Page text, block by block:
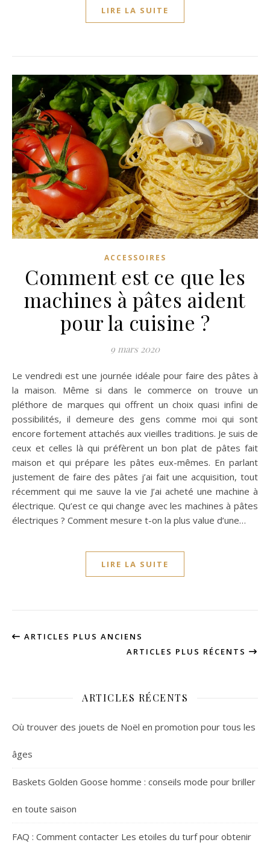
LIRE LA SUITE
ACCESSOIRES
Comment est ce que les
machines à pâtes aident
pour la cuisine ?
9 mars 2020
Le vendredi est une journée idéale pour faire des pâtes à
la maison. Même si dans le commerce on trouve un
pléthore de marques qui offrent un choix quasi infini de
possibilités, il demeure des gens comme moi qui sont
encore fortement attachés aux vieilles traditions. Je suis de
ceux et celles là qui préfèrent un bon plat de pâtes fait
maison et qui prépare les pâtes eux-mêmes. En parlant
justement de faire des pâtes j’ai fait une acquisition, tout
récemment qui me sauve la vie J’ai acheté une machine à
électrique. Qu’est ce qui change avec les machines à pâtes
électriques ? Comment mesure t-on la plus value d’une…
LIRE LA SUITE
ARTICLES PLUS ANCIENS
ARTICLES PLUS RÉCENTS
ARTICLES RÉCENTS
Où trouver des jouets de Noël en promotion pour tous les
âges
Baskets Golden Goose homme : conseils mode pour briller
en toute saison
FAQ : Comment contacter Les etoiles du turf pour obtenir